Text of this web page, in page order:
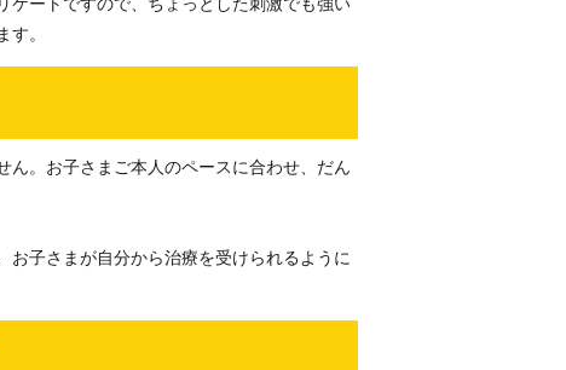
。
ん。お子さまご本人のペースに合わせ、だん
お子さまが自分から治療を受けられるように